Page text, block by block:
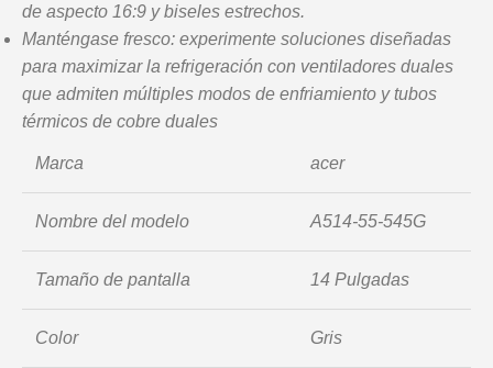
de aspecto 16:9 y biseles estrechos.
Manténgase fresco: experimente soluciones diseñadas
para maximizar la refrigeración con ventiladores duales
que admiten múltiples modos de enfriamiento y tubos
térmicos de cobre duales
Marca acer
Nombre del modelo A514-55-545G
Tamaño de pantalla 14 Pulgadas
Color Gris